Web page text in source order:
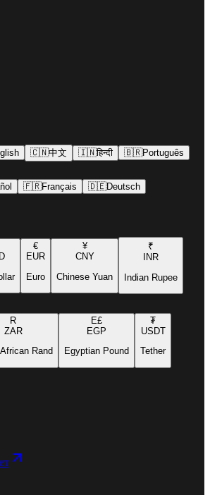
🇨🇳中文 🇮🇳हिन्दी 🇧🇷Português
🇫🇷Français 🇩🇪Deutsch
€
EUR
Euro
¥
CNY
Chinese Yuan
₹
INR
Indian Rupee
R
ZAR
Rand
E£
EGP
Egyptian Pound
₮
USDT
Tether